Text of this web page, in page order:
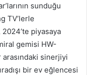
sunduğu
TV’lerle
piyasaya
gemisi HW-
arasındaki sinerjiyi
bir ev eğlencesi